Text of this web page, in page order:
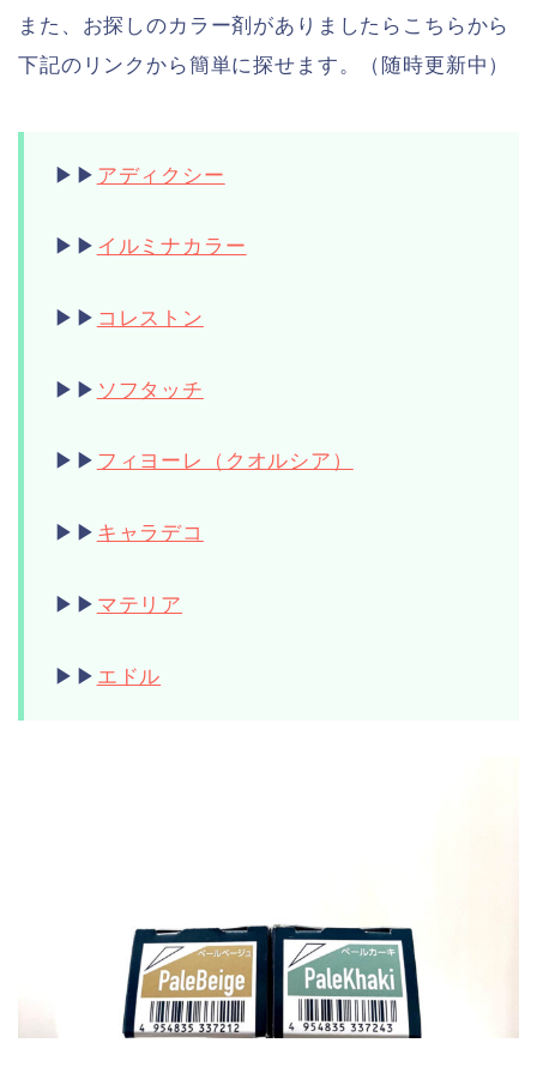
また、お探しのカラー剤がありましたらこちらから
下記のリンクから簡単に探せます。（随時更新中）
▶︎▶︎ アディクシー
▶︎▶︎ イルミナカラー
▶︎▶︎ コレストン
▶︎▶︎ ソフタッチ
▶︎▶︎ フィヨーレ（クオルシア）
▶︎▶︎ キャラデコ
▶︎▶︎ マテリア
▶︎▶︎ エドル